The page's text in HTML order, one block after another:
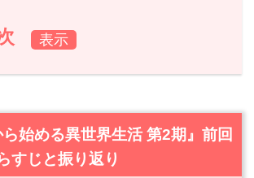
始める異世界生活 第2期』前回第29話の
『Re:ゼロから始める異世界生活 第2期』
・感想
き合ったスバル
ら始める異世界生活 第2期』前回
すじと振り返り